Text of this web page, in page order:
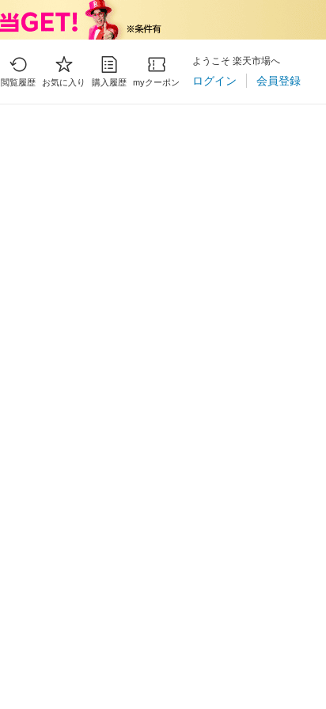
閲覧履歴 お気に入り 購入履歴 myクーポン
ようこそ 楽天市場へ
ログイン 会員登録